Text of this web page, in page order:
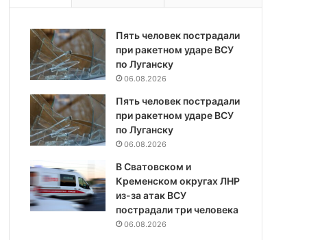
Пять человек пострадали
при ракетном ударе ВСУ
по Луганску
06.08.2026
Пять человек пострадали
при ракетном ударе ВСУ
по Луганску
06.08.2026
В Сватовском и
Кременском округах ЛНР
из-за атак ВСУ
пострадали три человека
06.08.2026